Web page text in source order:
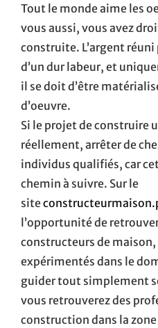
Tout le monde aime les
vous aussi, vous avez
construite. L’argent
d’un dur labeur, et
il se doit d’être
d’oeuvre.
Si le projet de construire
réellement, arrêter de
individus qualifiés, car
chemin à suivre. Sur le
site
l’opportunité de
constructeurs de
expérimentés dans le
guider tout simplement
vous retrouverez des
construction dans la